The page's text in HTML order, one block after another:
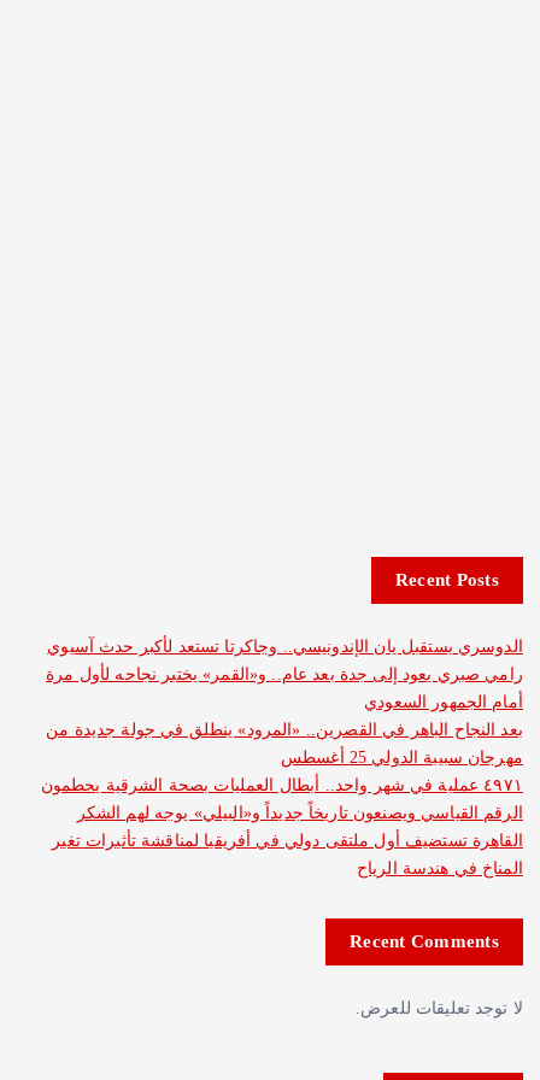
Recent
يان الإندونيسي.. وجاكرتا تستعد لأكبر حدث آسيوي
يعود إلى جدة بعد عام.. و«القمر» يختبر نجاحه لأول مرة
السعودي
الباهر في القصرين.. «المرود» ينطلق في جولة جديدة من
الدولي 25 أغسطس
عملية في شهر واحد.. أبطال العمليات بصحة الشرقية يحطمون
ويصنعون تاريخاً جديداً و«البيلي» يوجه لهم الشكر
أول ملتقى دولي في أفريقيا لمناقشة تأثيرات تغير
هندسة الرياح
Recent
للعرض.